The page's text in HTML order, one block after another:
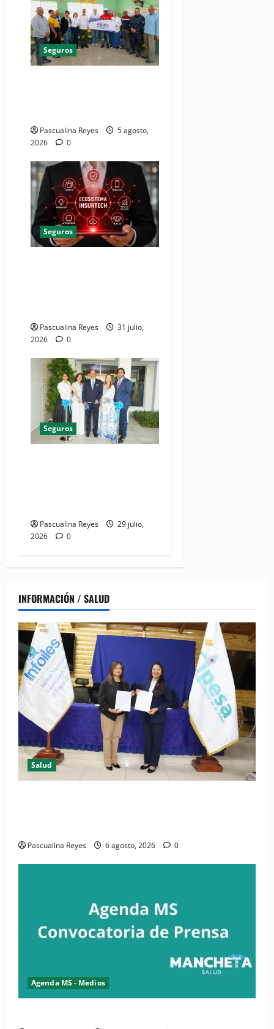
Seguros
Pascualina Reyes
5 agosto,
2026
0
Seguros
Pascualina Reyes
31 julio,
2026
0
Seguros
Pascualina Reyes
29 julio,
2026
0
INFORMACIÓN / SALUD
Salud
Pascualina Reyes 6 agosto, 2026 0
Agenda MS - Medios